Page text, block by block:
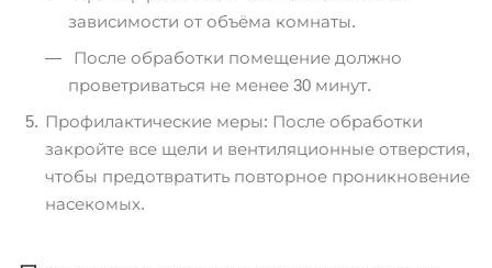
зависимости от объёма комнаты.
После обработки помещение должно
проветриваться не менее 30 минут.
Профилактические меры: После обработки
закройте все щели и вентиляционные отверстия,
чтобы предотвратить повторное проникновение
насекомых.